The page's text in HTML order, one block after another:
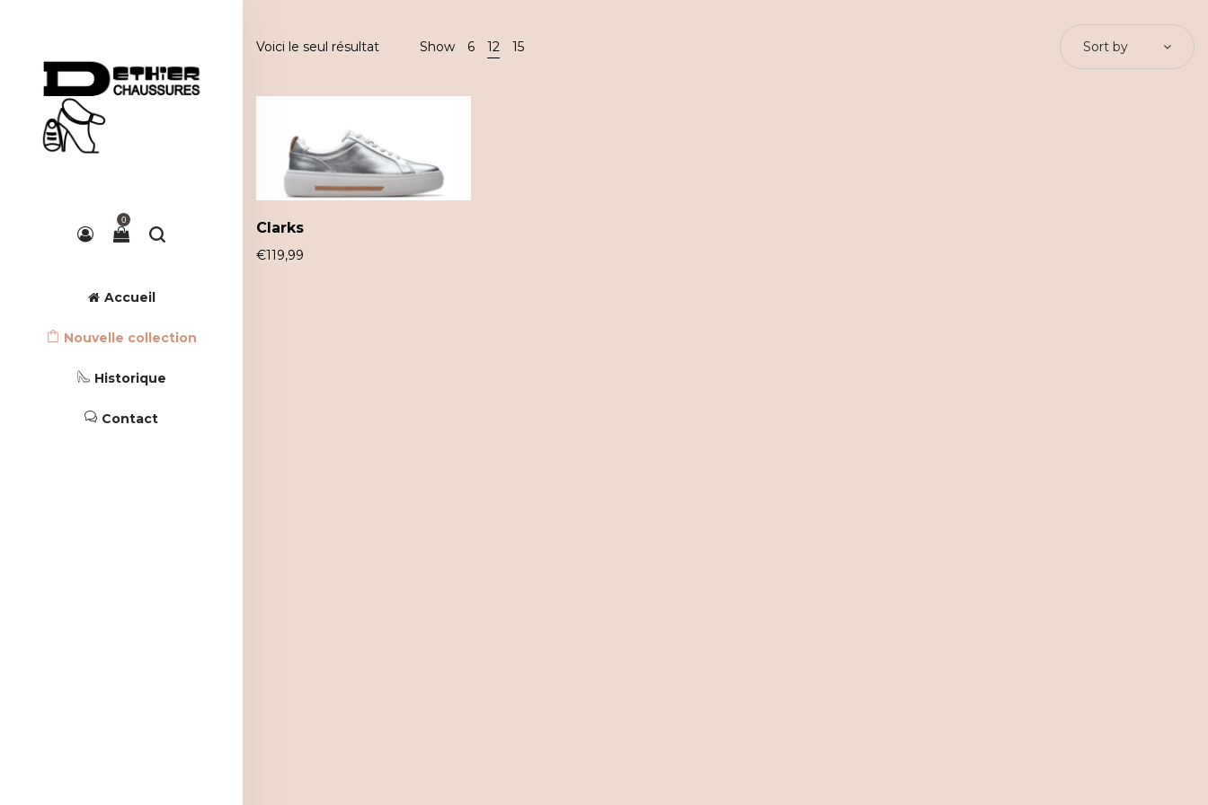
0
Accueil
Nouvelle collection
Historique
Contact
Voici le seul résultat Show 6 12 15 Sort by
Clarks
€119,99